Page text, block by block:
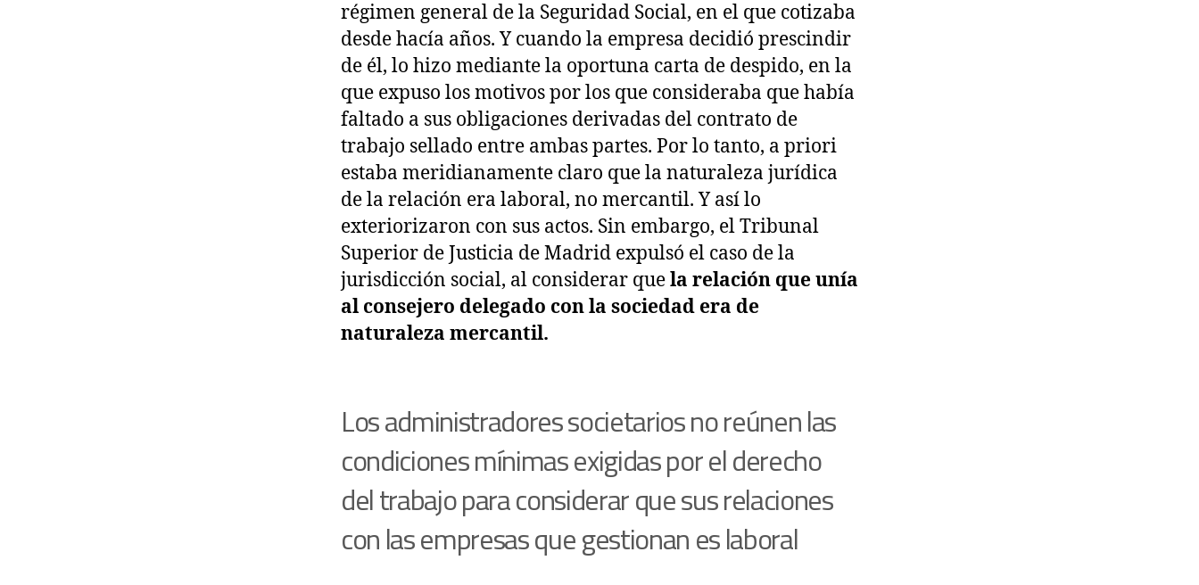
régimen general de la Seguridad Social, en el que cotizaba
desde hacía años. Y cuando la empresa decidió prescindir
de él, lo hizo mediante la oportuna carta de despido, en la
que expuso los motivos por los que consideraba que había
faltado a sus obligaciones derivadas del contrato de
trabajo sellado entre ambas partes. Por lo tanto, a priori
estaba meridianamente claro que la naturaleza jurídica
de la relación era laboral, no mercantil. Y así lo
exteriorizaron con sus actos. Sin embargo, el Tribunal
Superior de Justicia de Madrid expulsó el caso de la
jurisdicción social, al considerar quela relación que unía
al consejero delegado con la sociedad era de
naturaleza mercantil.
Los administradores societarios no reúnen las
condiciones mínimas exigidas por el derecho
del trabajo para considerar que sus relaciones
con las empresas que gestionan es laboral